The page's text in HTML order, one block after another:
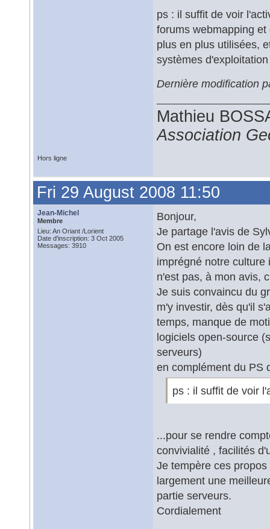
ps : il suffit de voir
forums webmapping
plus en plus utilisées,
systèmes
Dernière modification
Mathieu
Association
Hors ligne
Fri 29 August 2008 11:50
Jean-Michel
Membre
Lieu: An Oriant /Lorient
Date d'inscription: 3 Oct 2005
Messages: 3910
Bonjour,
Je partage l'avis de
On est encore loin de
imprégné notre
n'est pas, à mon avis,
Je suis convaincu du
m'y investir, dès qu'il
temps, manque de
logiciels open-source
serveurs)
en complément du PS
ps : il suffit de voir
...pour se rendre
convivialité , facilités
Je tempère ces
largement une
partie serveurs.
Cordialement